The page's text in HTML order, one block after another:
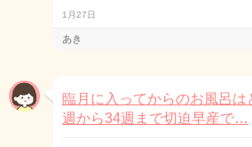
1月27日
あき
臨月に入ってからのお風呂は
週から34週まで切迫早産で…